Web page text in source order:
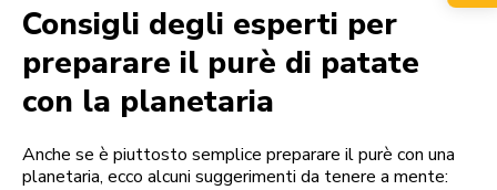
Consigli degli esperti per
preparare il purè di patate
con la planetaria
Anche se è piuttosto semplice preparare il purè con una
planetaria, ecco alcuni suggerimenti da tenere a mente: